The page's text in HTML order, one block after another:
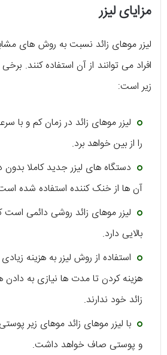
مزایای لیزر
لیزر موهای زائد نسبت به روش های
افراد می توانند از آن استفاده کنند.
زیر است:
لیزر موهای زائد در زمان کم و با
را از بین خواهد برد.
دستگاه های لیزر جدید کاملا
آن ها از خنک کننده استفاده شده
لیزر موهای زائد روشی دائمی است
بالایی دارد.
استفاده از روش لیزر به هزینه زیادی
هزینه کردن تا مدت ها نیازی به دادن
زائد خود ندارند.
با لیزر موهای زائد موهای زیر
و پوستی صاف خواهد داشت.